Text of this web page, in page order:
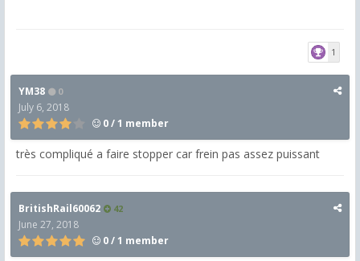
1
YM38 0
July 6, 2018
0 / 1 member
très compliqué a faire stopper car frein pas assez puissant
BritishRail60062 42
June 27, 2018
0 / 1 member